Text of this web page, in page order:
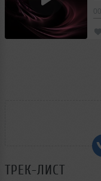
ТРЕК-ЛИСТ